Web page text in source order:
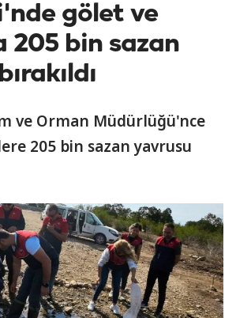
gölet ve
205 bin sazan
ve Orman Müdürlüğü'nce
205 bin sazan yavrusu